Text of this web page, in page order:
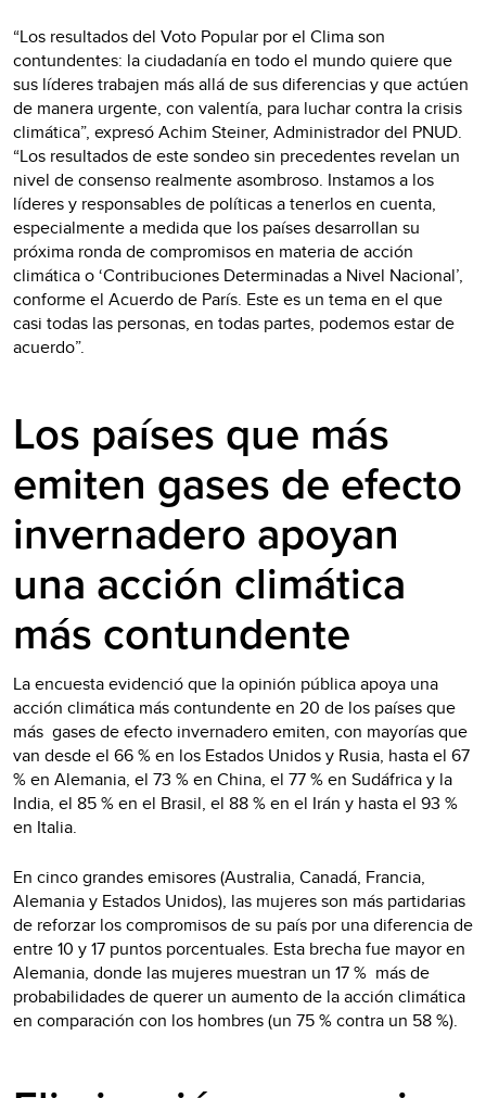
“Los resultados del Voto Popular por el Clima son
contundentes: la ciudadanía en todo el mundo quiere que
sus líderes trabajen más allá de sus diferencias y que actúen
de manera urgente, con valentía, para luchar contra la crisis
climática”, expresó Achim Steiner, Administrador del PNUD.
“Los resultados de este sondeo sin precedentes revelan un
nivel de consenso realmente asombroso. Instamos a los
líderes y responsables de políticas a tenerlos en cuenta,
especialmente a medida que los países desarrollan su
próxima ronda de compromisos en materia de acción
climática o ‘Contribuciones Determinadas a Nivel Nacional’,
conforme el Acuerdo de París. Este es un tema en el que
casi todas las personas, en todas partes, podemos estar de
acuerdo”.
Los países que más
emiten gases de efecto
invernadero apoyan
una acción climática
más contundente
La encuesta evidenció que la opinión pública apoya una
acción climática más contundente en 20 de los países que
más gases de efecto invernadero emiten, con mayorías que
van desde el 66 % en los Estados Unidos y Rusia, hasta el 67
% en Alemania, el 73 % en China, el 77 % en Sudáfrica y la
India, el 85 % en el Brasil, el 88 % en el Irán y hasta el 93 %
en Italia.
En cinco grandes emisores (Australia, Canadá, Francia,
Alemania y Estados Unidos), las mujeres son más partidarias
de reforzar los compromisos de su país por una diferencia de
entre 10 y 17 puntos porcentuales. Esta brecha fue mayor en
Alemania, donde las mujeres muestran un 17 % más de
probabilidades de querer un aumento de la acción climática
en comparación con los hombres (un 75 % contra un 58 %).